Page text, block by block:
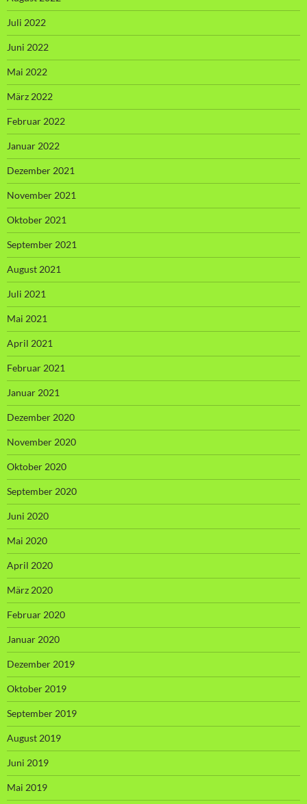
Juli 2022
Juni 2022
Mai 2022
März 2022
Februar 2022
Januar 2022
Dezember 2021
November 2021
Oktober 2021
September 2021
August 2021
Juli 2021
Mai 2021
April 2021
Februar 2021
Januar 2021
Dezember 2020
November 2020
Oktober 2020
September 2020
Juni 2020
Mai 2020
April 2020
März 2020
Februar 2020
Januar 2020
Dezember 2019
Oktober 2019
September 2019
August 2019
Juni 2019
Mai 2019